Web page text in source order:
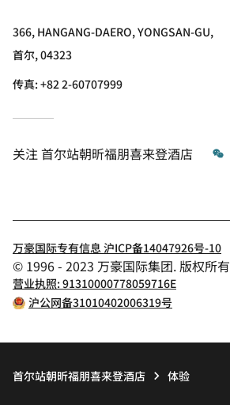
366, HANGANG-DAERO, YONGSAN-GU,
首尔, 04323
传真:+82 2-60707999
关注 首尔站朝昕福朋喜来登酒店
万豪国际专有信息 沪ICP备14047926号-10
© 1996 - 2023 万豪国际集团. 版权所有
营业执照: 91310000778059716E
沪公网备31010402006319号
首尔站朝昕福朋喜来登酒店 体验